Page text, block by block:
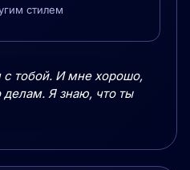
стилем
тобой. И мне хорошо,
делам. Я знаю, что ты